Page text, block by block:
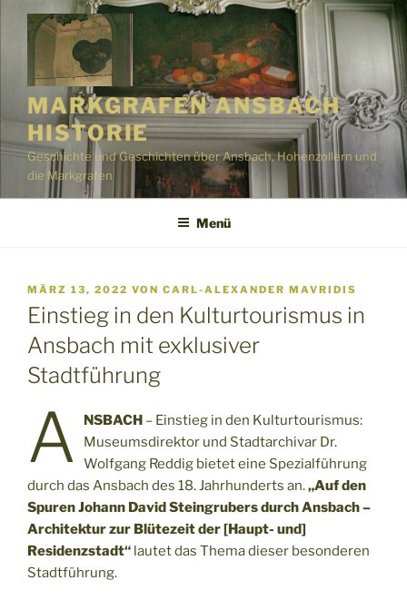
Zum
Inhalt
springen
MARKGRAFEN ANSBACH
HISTORIE
Geschichte und Geschichten über Ansbach, Hohenzollern und
die Markgrafen
Menü
VERÖFFENTLICHT
AM
MÄRZ 13, 2022 VON CARL-ALEXANDER MAVRIDIS
Einstieg in den Kulturtourismus in
Ansbach mit exklusiver
Stadtführung
A NSBACH– Einstieg in den Kulturtourismus:
Museumsdirektor und Stadtarchivar Dr.
Wolfgang Reddig bietet eine Spezialführung
durch das Ansbach des 18. Jahrhunderts an.„Auf den
Spuren Johann David Steingrubers durch Ansbach –
Architektur zur Blütezeit der [Haupt- und]
Residenzstadt“ lautet das Thema dieser besonderen
Stadtführung.